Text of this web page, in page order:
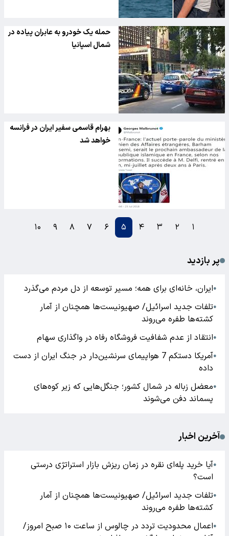
حمله یک خودرو به عابران پیاده در
شمال اسپانیا
بهرام قاسمی سفیر ایران در فرانسه
خواهد شد
۱ ۲ ۳ ۴ ۵ ۶ ۷ ۸ ۹ ۱۰
پر بازدید
●ایران، خانه‌ای برای همه؛ مسیر توسعه از دل مردم می‌گذرد
●تلفات جدید اسرائیل/ صهیونیست‌ها همچنان از آمار
کشته‌ها طفره می‌روند
●انتقاد از عدم شفافیت فروشگاه رفاه در واگذاری سهام
●
آمریکا دستکم 7 هواپیمای سرنشین‌دار در جنگ ایران از دست
داده
●معضل زباله در شمال کشور؛ جنگل‌هایی که زیر کوه‌های
پسماند دفن می‌شوند
آخرین اخبار
●آیا خرید پله‌ای نقره در زمان ریزش بازار استراتژی درستی
است؟
●تلفات جدید اسرائیل/ صهیونیست‌ها همچنان از آمار
کشته‌ها طفره می‌روند
●
اعمال محدودیت تردد در چالوس از ساعت ۱۰ صبح امروز/